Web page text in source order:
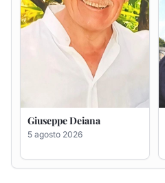
Giuseppe Deiana
5 agosto 2026